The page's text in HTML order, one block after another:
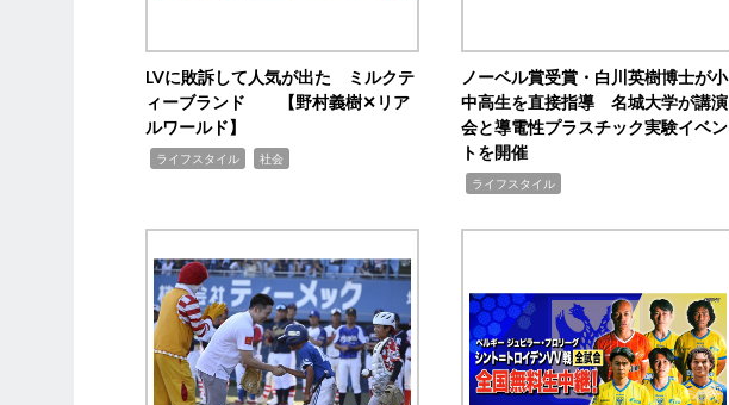
LVに敗訴して人気が出た ミルクテ
ィーブランド 【野村義樹✕リア
ルワールド】
ライフスタイル 社会
ノーベル賞受賞・白川英樹博士が小
中高生を直接指導 名城大学が講演
会と導電性プラスチック実験イベン
トを開催
ライフスタイル